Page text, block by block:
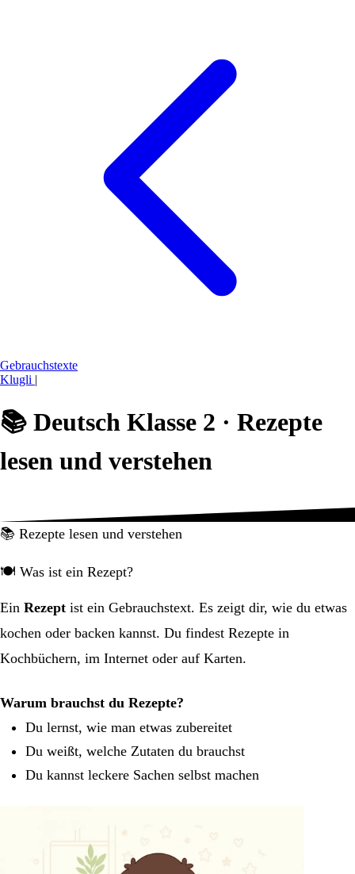
Gebrauchstexte
Klugli |
📚 Deutsch Klasse 2 · Rezepte
lesen und verstehen
📚 Rezepte lesen und verstehen
🍽️ Was ist ein Rezept?
Ein Rezept ist ein Gebrauchstext. Es zeigt dir, wie du etwas
kochen oder backen kannst. Du findest Rezepte in
Kochbüchern, im Internet oder auf Karten.
Warum brauchst du Rezepte?
Du lernst, wie man etwas zubereitet
Du weißt, welche Zutaten du brauchst
Du kannst leckere Sachen selbst machen